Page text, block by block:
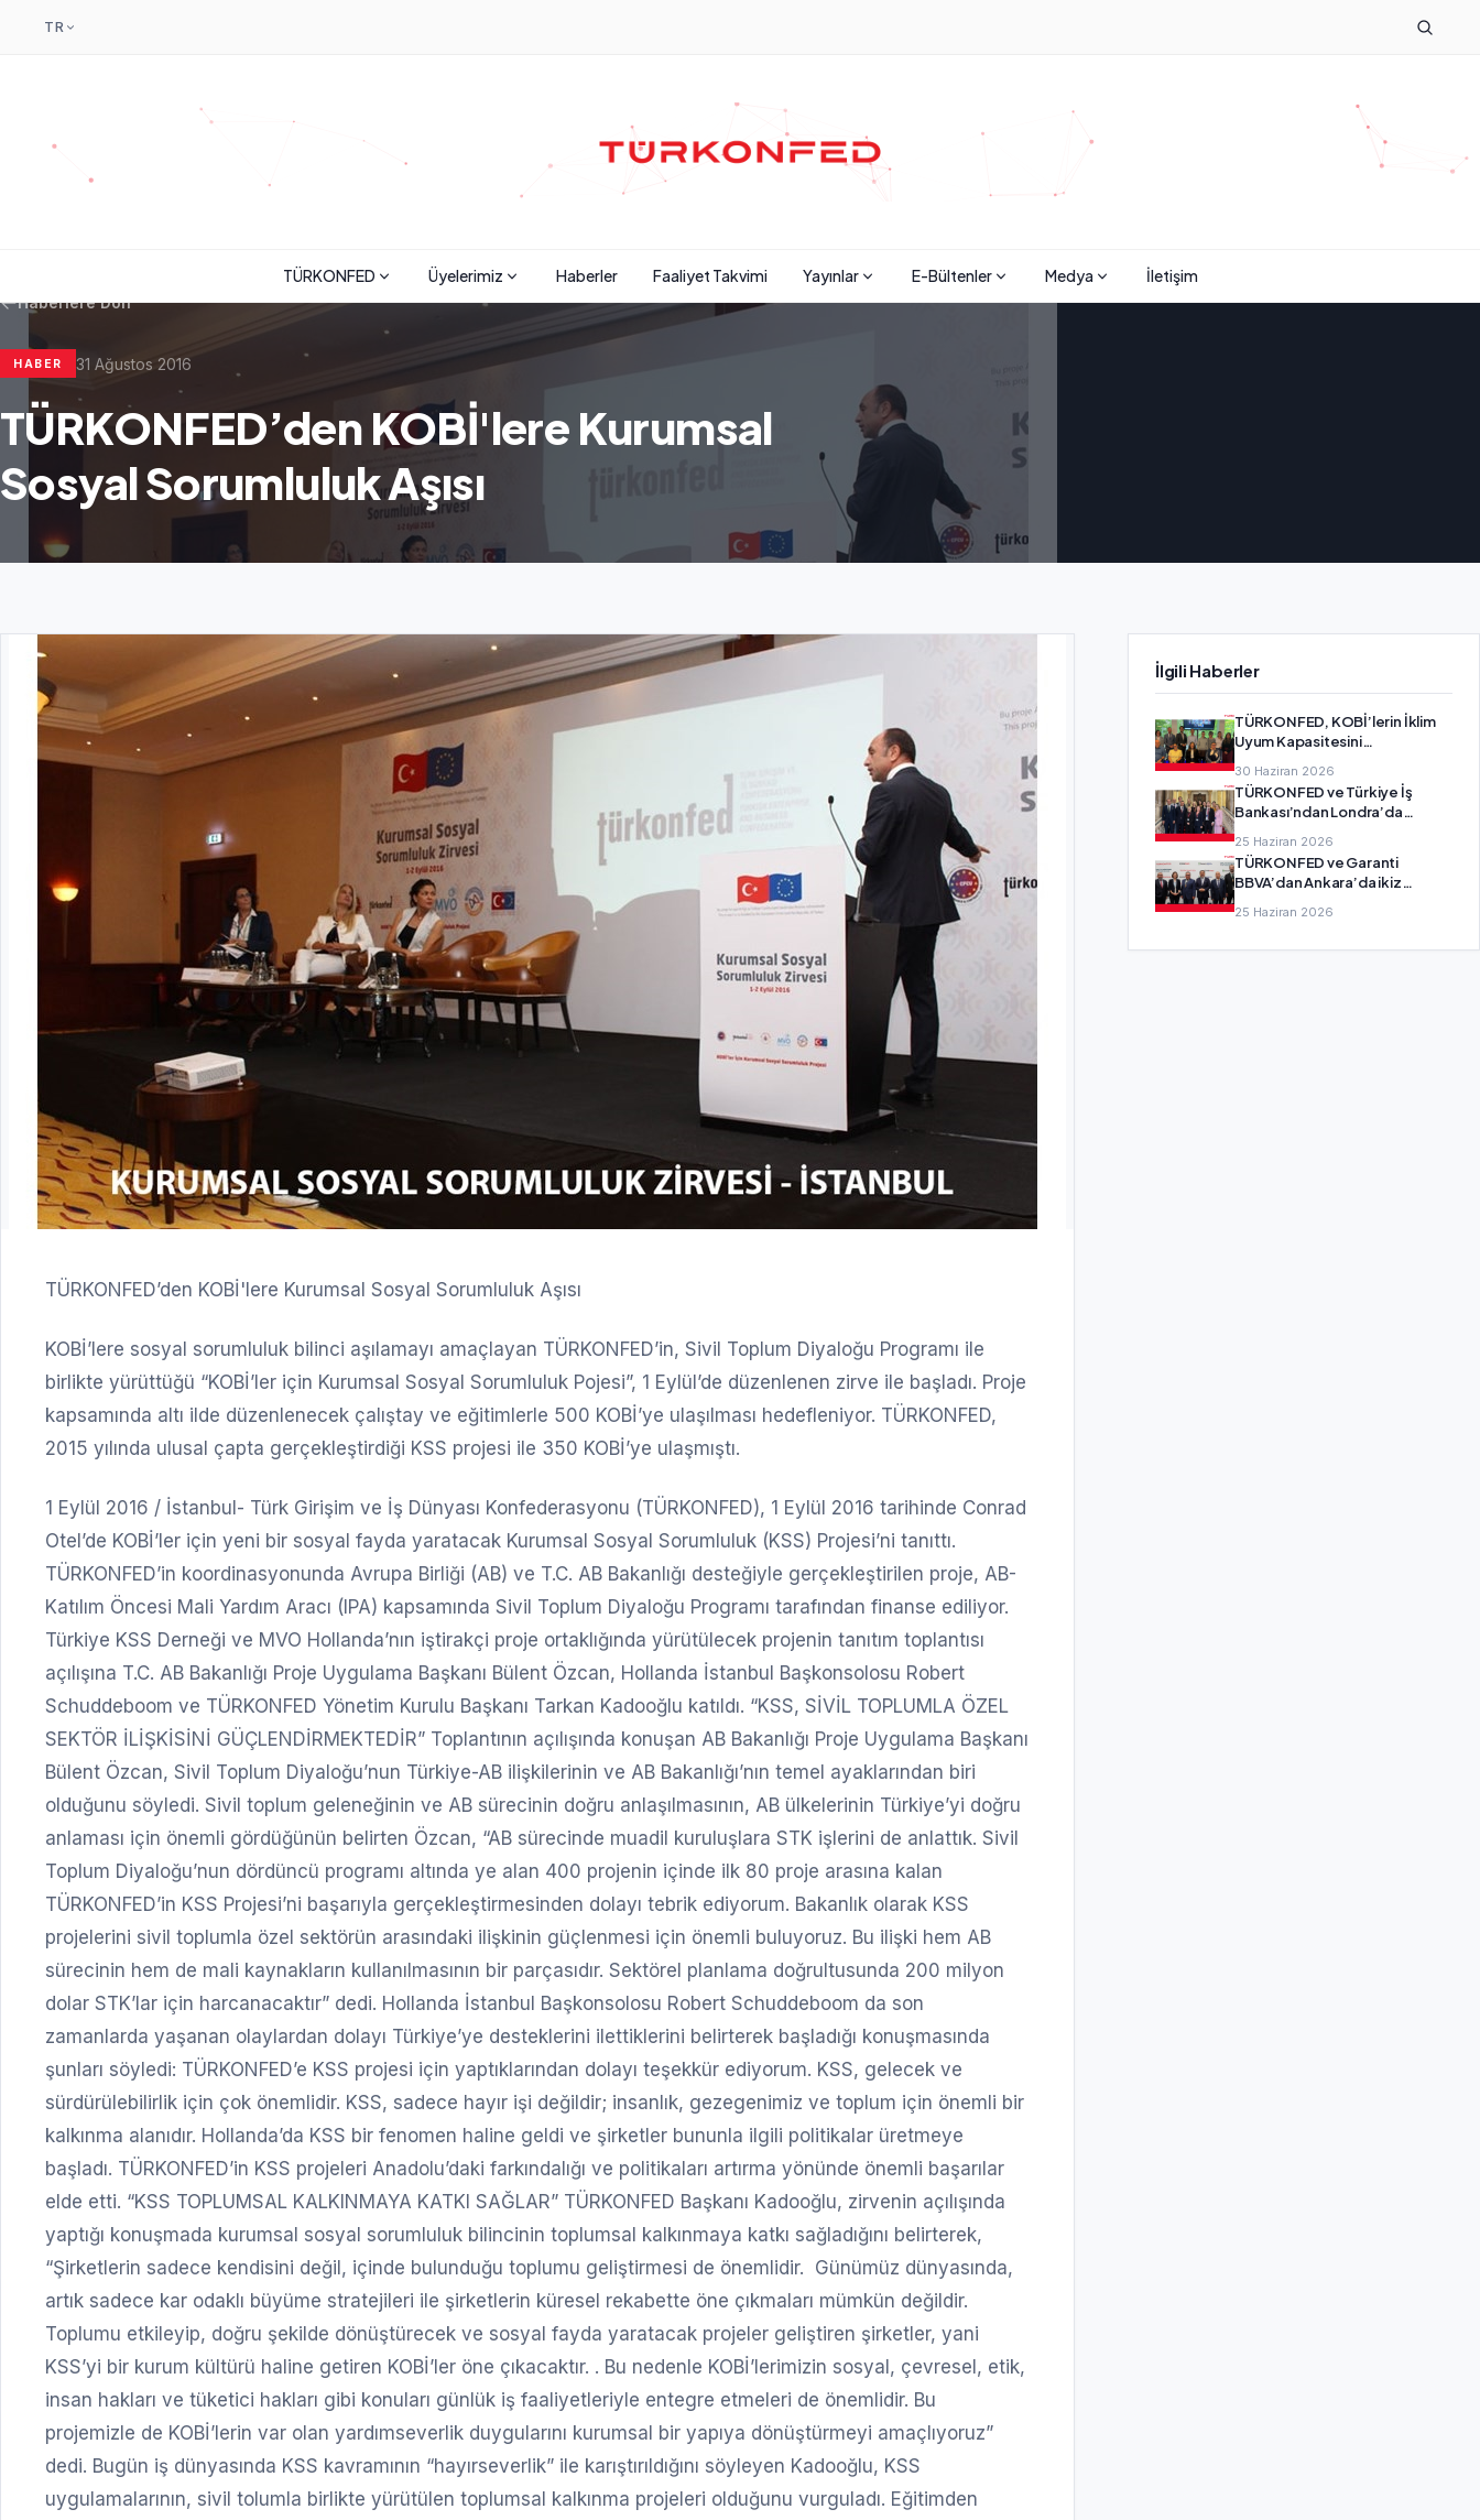
TR
TÜRKONFED Üyelerimiz Haberler Faaliyet Takvimi Yayınlar E-Bültenler Medya İletişim
Haberlere Dön
HABER 31 Ağustos 2016
TÜRKONFED’den KOBİ'lere Kurumsal
Sosyal Sorumluluk Aşısı
TÜRKONFED’den KOBİ'lere Kurumsal Sosyal Sorumluluk Aşısı
KOBİ’lere sosyal sorumluluk bilinci aşılamayı amaçlayan TÜRKONFED’in, Sivil Toplum Diyaloğu Programı ile
birlikte yürüttüğü “KOBİ’ler için Kurumsal Sosyal Sorumluluk Pojesi”, 1 Eylül’de düzenlenen zirve ile başladı. Proje
kapsamında altı ilde düzenlenecek çalıştay ve eğitimlerle 500 KOBİ’ye ulaşılması hedefleniyor. TÜRKONFED,
2015 yılında ulusal çapta gerçekleştirdiği KSS projesi ile 350 KOBİ’ye ulaşmıştı.
1 Eylül 2016 / İstanbul- Türk Girişim ve İş Dünyası Konfederasyonu (TÜRKONFED), 1 Eylül 2016 tarihinde Conrad
Otel’de KOBİ’ler için yeni bir sosyal fayda yaratacak Kurumsal Sosyal Sorumluluk (KSS) Projesi’ni tanıttı.
TÜRKONFED’in koordinasyonunda Avrupa Birliği (AB) ve T.C. AB Bakanlığı desteğiyle gerçekleştirilen proje, AB-
Katılım Öncesi Mali Yardım Aracı (IPA) kapsamında Sivil Toplum Diyaloğu Programı tarafından finanse ediliyor.
Türkiye KSS Derneği ve MVO Hollanda’nın iştirakçi proje ortaklığında yürütülecek projenin tanıtım toplantısı
açılışına T.C. AB Bakanlığı Proje Uygulama Başkanı Bülent Özcan, Hollanda İstanbul Başkonsolosu Robert
Schuddeboom ve TÜRKONFED Yönetim Kurulu Başkanı Tarkan Kadooğlu katıldı. “KSS, SİVİL TOPLUMLA ÖZEL
SEKTÖR İLİŞKİSİNİ GÜÇLENDİRMEKTEDİR” Toplantının açılışında konuşan AB Bakanlığı Proje Uygulama Başkanı
Bülent Özcan, Sivil Toplum Diyaloğu’nun Türkiye-AB ilişkilerinin ve AB Bakanlığı’nın temel ayaklarından biri
olduğunu söyledi. Sivil toplum geleneğinin ve AB sürecinin doğru anlaşılmasının, AB ülkelerinin Türkiye’yi doğru
anlaması için önemli gördüğünün belirten Özcan, “AB sürecinde muadil kuruluşlara STK işlerini de anlattık. Sivil
Toplum Diyaloğu’nun dördüncü programı altında ye alan 400 projenin içinde ilk 80 proje arasına kalan
TÜRKONFED’in KSS Projesi’ni başarıyla gerçekleştirmesinden dolayı tebrik ediyorum. Bakanlık olarak KSS
projelerini sivil toplumla özel sektörün arasındaki ilişkinin güçlenmesi için önemli buluyoruz. Bu ilişki hem AB
sürecinin hem de mali kaynakların kullanılmasının bir parçasıdır. Sektörel planlama doğrultusunda 200 milyon
dolar STK’lar için harcanacaktır” dedi. Hollanda İstanbul Başkonsolosu Robert Schuddeboom da son
zamanlarda yaşanan olaylardan dolayı Türkiye’ye desteklerini ilettiklerini belirterek başladığı konuşmasında
şunları söyledi: TÜRKONFED’e KSS projesi için yaptıklarından dolayı teşekkür ediyorum. KSS, gelecek ve
sürdürülebilirlik için çok önemlidir. KSS, sadece hayır işi değildir; insanlık, gezegenimiz ve toplum için önemli bir
kalkınma alanıdır. Hollanda’da KSS bir fenomen haline geldi ve şirketler bununla ilgili politikalar üretmeye
başladı. TÜRKONFED’in KSS projeleri Anadolu’daki farkındalığı ve politikaları artırma yönünde önemli başarılar
elde etti. “KSS TOPLUMSAL KALKINMAYA KATKI SAĞLAR” TÜRKONFED Başkanı Kadooğlu, zirvenin açılışında
yaptığı konuşmada kurumsal sosyal sorumluluk bilincinin toplumsal kalkınmaya katkı sağladığını belirterek,
“Şirketlerin sadece kendisini değil, içinde bulunduğu toplumu geliştirmesi de önemlidir. Günümüz dünyasında,
artık sadece kar odaklı büyüme stratejileri ile şirketlerin küresel rekabette öne çıkmaları mümkün değildir.
Toplumu etkileyip, doğru şekilde dönüştürecek ve sosyal fayda yaratacak projeler geliştiren şirketler, yani
KSS’yi bir kurum kültürü haline getiren KOBİ’ler öne çıkacaktır. . Bu nedenle KOBİ’lerimizin sosyal, çevresel, etik,
insan hakları ve tüketici hakları gibi konuları günlük iş faaliyetleriyle entegre etmeleri de önemlidir. Bu
projemizle de KOBİ’lerin var olan yardımseverlik duygularını kurumsal bir yapıya dönüştürmeyi amaçlıyoruz”
dedi. Bugün iş dünyasında KSS kavramının “hayırseverlik” ile karıştırıldığını söyleyen Kadooğlu, KSS
uygulamalarının, sivil tolumla birlikte yürütülen toplumsal kalkınma projeleri olduğunu vurguladı. Eğitimden
İlgili Haberler
TÜRKONFED, KOBİ’lerin İklim
Uyum Kapasitesini
Projesi’nin Ortağı Oldu
30 Haziran 2026
TÜRKONFED ve Türkiye İş
Bankası’ndan Londra’da
25 Haziran 2026
TÜRKONFED ve Garanti
BBVA’dan Ankara’da ikiz
25 Haziran 2026